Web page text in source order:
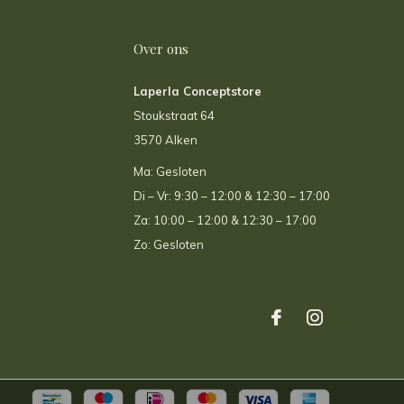
Over ons
Laperla Conceptstore
Stoukstraat 64
3570 Alken
Ma: Gesloten
Di – Vr: 9:30 – 12:00 & 12:30 – 17:00
Za: 10:00 – 12:00 & 12:30 – 17:00
Zo: Gesloten